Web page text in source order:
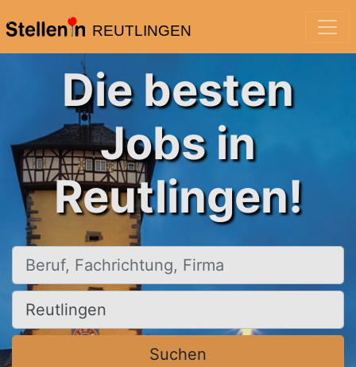
REUTLINGEN
Die besten
Jobs in
Reutlingen!
Beruf, Fachrichtung, Firma
Ort, Stadt
Suchen